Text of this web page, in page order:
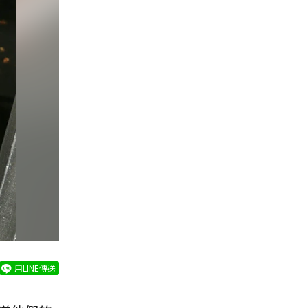
用LINE傳送